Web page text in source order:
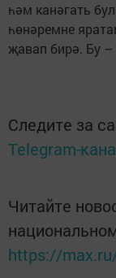
һәм канәгать
һөнәремне
җавап бирә. Бу
Следите за
Telegram-
Читайте
https://